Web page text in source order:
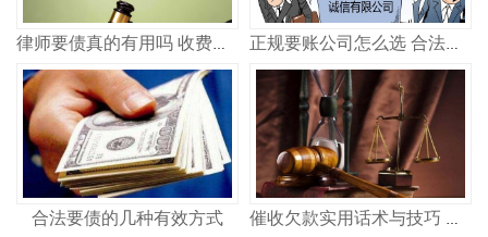
律师要债真的有用吗 收费多少 正规要账公司怎么选 合法追债记住这几点
合法要债的几种有效方式 催收欠款实用话术与技巧 合法高效讨债策略